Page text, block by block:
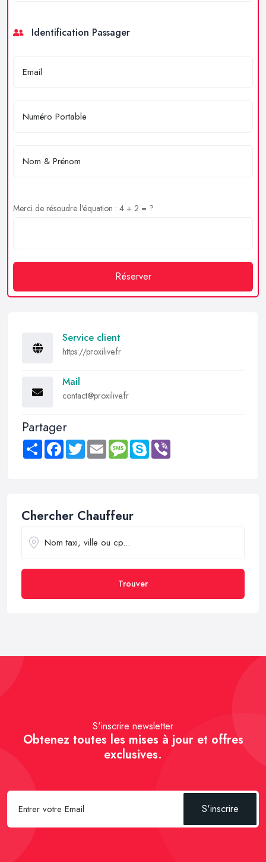
Identification Passager
Merci de résoudre l'équation : 4 + 2 = ?
Réserver
Service client
https://proxilive.fr
Mail
contact@proxilive.fr
Partager
Share FacebookTwitter Email MessageSkype
Chercher Chauffeur
Trouver
S'inscrire newsletter
Obtenez toutes les mises à jour et offres
exclusives.
S'inscrire